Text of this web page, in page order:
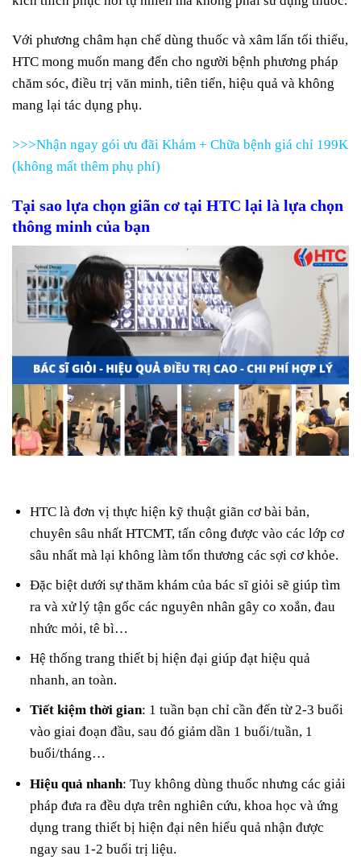
Với phương châm hạn chế dùng thuốc và xâm lấn tối thiểu,
HTC mong muốn mang đến cho người bệnh phương pháp
chăm sóc, điều trị văn minh, tiên tiến, hiệu quả và không
mang lại tác dụng phụ.
>>>Nhận ngay gói ưu đãi Khám + Chữa bệnh giá chỉ 199K
(không mất thêm phụ phí)
Tại sao lựa chọn giãn cơ tại HTC lại là lựa chọn
thông minh của bạn
HTC là đơn vị thực hiện kỹ thuật giãn cơ bài bản,
chuyên sâu nhất HTCMT, tấn công được vào các lớp cơ
sâu nhất mà lại không làm tổn thương các sợi cơ khỏe.
Đặc biệt dưới sự thăm khám của bác sĩ giỏi sẽ giúp tìm
ra và xử lý tận gốc các nguyên nhân gây co xoắn, đau
nhức mỏi, tê bì…
Hệ thống trang thiết bị hiện đại giúp đạt hiệu quả
nhanh, an toàn.
Tiết kiệm thời gian: 1 tuần bạn chỉ cần đến từ 2-3 buổi
vào giai đoạn đầu, sau đó giảm dần 1 buổi/tuần, 1
buổi/tháng…
Hiệu quả nhanh: Tuy không dùng thuốc nhưng các giải
pháp đưa ra đều dựa trên nghiên cứu, khoa học và ứng
dụng trang thiết bị hiện đại nên hiểu quả nhận được
ngay sau 1-2 buổi trị liệu.